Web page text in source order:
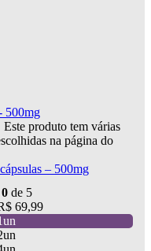
Este produto tem várias
na página do
– 500mg
0 de 5
69,99